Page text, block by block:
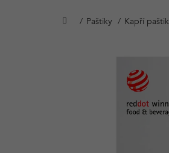
DomůPaštiky Kapří